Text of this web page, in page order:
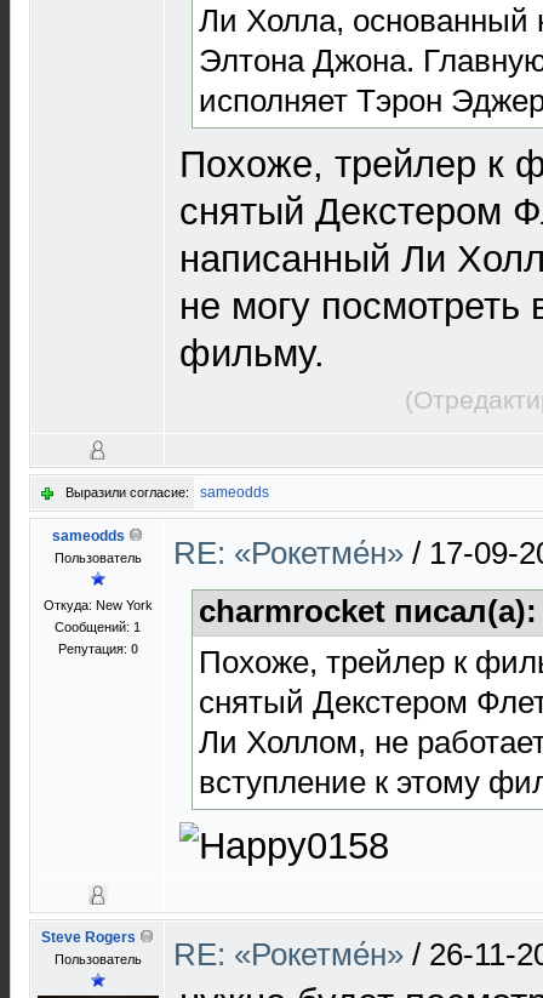
Ли Холла, основанный
Элтона Джона.
исполняет Тэрон
Похоже, трейлер к
снятый Декстером
написанный Ли
не могу посмотреть
фильму.
Выразили согласие: sameodds
sameodds
Пользователь
Откуда: New York
Сообщений: 1
Репутация: 0
RE: «Рокетме́н» / 17-09-
charmrocket
Похоже, трейлер к
снятый Декстером
Ли Холлом, не
вступление к этому
Steve Rogers
Пользователь RE: «Рокетме́н» / 26-11-